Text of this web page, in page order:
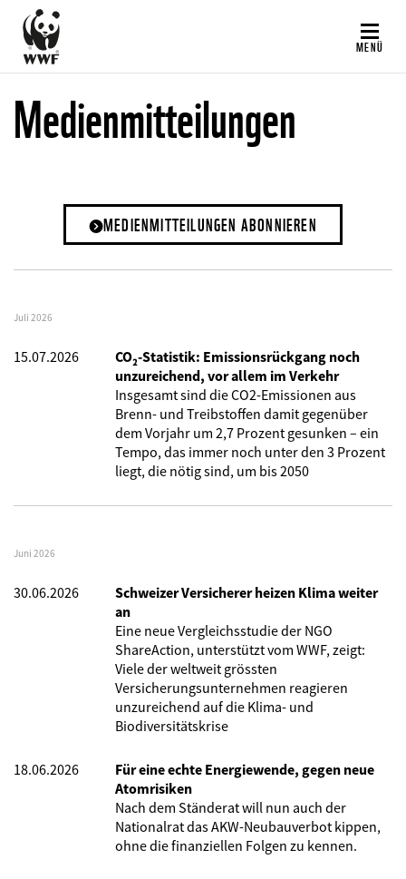
Direkt
zum
Inhalt
MENÜ
Medienmitteilungen
MEDIENMITTEILUNGEN ABONNIEREN
Juli 2026
15.07.2026
CO₂-Statistik: Emissionsrückgang noch
unzureichend, vor allem im Verkehr
Insgesamt sind die CO2-Emissionen aus
Brenn- und Treibstoffen damit gegenüber
dem Vorjahr um 2,7 Prozent gesunken – ein
Tempo, das immer noch unter den 3 Prozent
liegt, die nötig sind, um bis 2050
Juni 2026
30.06.2026
Schweizer Versicherer heizen Klima weiter
an
Eine neue Vergleichsstudie der NGO
ShareAction, unterstützt vom WWF, zeigt:
Viele der weltweit grössten
Versicherungsunternehmen reagieren
unzureichend auf die Klima- und
Biodiversitätskrise
18.06.2026
Für eine echte Energiewende, gegen neue
Atomrisiken
Nach dem Ständerat will nun auch der
Nationalrat das AKW-Neubauverbot kippen,
ohne die finanziellen Folgen zu kennen.